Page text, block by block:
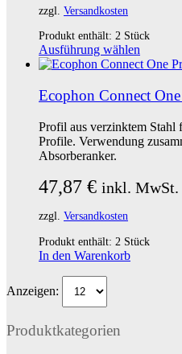
zzgl. Versandkosten
Produkt enthält: 2 Stück
Ausführung wählen
Produkt
mehrere
auf.
Die
Optionen
auf
der
werden
Ecophon Connect
Profil aus verzinktem Stahl
Profile. Verwendung
Absorberanker.
47,87 € inkl. MwSt.
zzgl. Versandkosten
Produkt enthält: 2 Stück
In den Warenkorb
Anzeigen:
Produktkategorien